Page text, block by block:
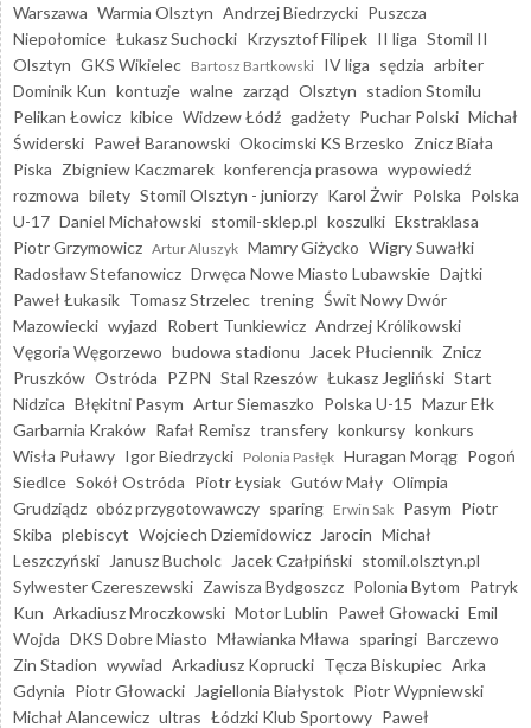
Warszawa Warmia Olsztyn Andrzej Biedrzycki Puszcza
Niepołomice Łukasz Suchocki Krzysztof Filipek II liga Stomil II
Olsztyn GKS Wikielec Bartosz Bartkowski IV liga sędzia arbiter
Dominik Kun kontuzje walne zarząd Olsztyn stadion Stomilu
Pelikan Łowicz kibice Widzew Łódź gadżety Puchar Polski Michał
Świderski Paweł Baranowski Okocimski KS Brzesko Znicz Biała
Piska Zbigniew Kaczmarek konferencja prasowa wypowiedź
rozmowa bilety Stomil Olsztyn - juniorzy Karol Żwir Polska Polska
U-17 Daniel Michałowski stomil-sklep.pl koszulki Ekstraklasa
Piotr Grzymowicz Artur Aluszyk Mamry Giżycko Wigry Suwałki
Radosław Stefanowicz Drwęca Nowe Miasto Lubawskie Dajtki
Paweł Łukasik Tomasz Strzelec trening Świt Nowy Dwór
Mazowiecki wyjazd Robert Tunkiewicz Andrzej Królikowski
Vęgoria Węgorzewo budowa stadionu Jacek Płuciennik Znicz
Pruszków Ostróda PZPN Stal Rzeszów Łukasz Jegliński Start
Nidzica Błękitni Pasym Artur Siemaszko Polska U-15 Mazur Ełk
Garbarnia Kraków Rafał Remisz transfery konkursy konkurs
Wisła Puławy Igor Biedrzycki Polonia Pasłęk Huragan Morąg Pogoń
Siedlce Sokół Ostróda Piotr Łysiak Gutów Mały Olimpia
Grudziądz obóz przygotowawczy sparing Erwin Sak Pasym Piotr
Skiba plebiscyt Wojciech Dziemidowicz Jarocin Michał
Leszczyński
Janusz Bucholc Jacek Czałpiński stomil.olsztyn.pl
Sylwester Czereszewski Zawisza Bydgoszcz Polonia Bytom Patryk
Kun Arkadiusz Mroczkowski Motor Lublin Paweł Głowacki Emil
Wojda DKS Dobre Miasto Mławianka Mława sparingi Barczewo
Zin Stadion wywiad Arkadiusz Koprucki Tęcza Biskupiec Arka
Gdynia Piotr Głowacki Jagiellonia Białystok Piotr Wypniewski
Michał Alancewicz ultras Łódzki Klub Sportowy Paweł